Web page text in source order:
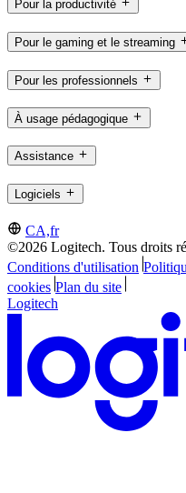
Pour la productivité
Pour le gaming et le streaming
Pour les professionnels
À usage pédagogique
Assistance
Logiciels
CA,fr
©2026 Logitech. Tous droits
Conditions d'utilisation
cookies Plan du site
Logitech